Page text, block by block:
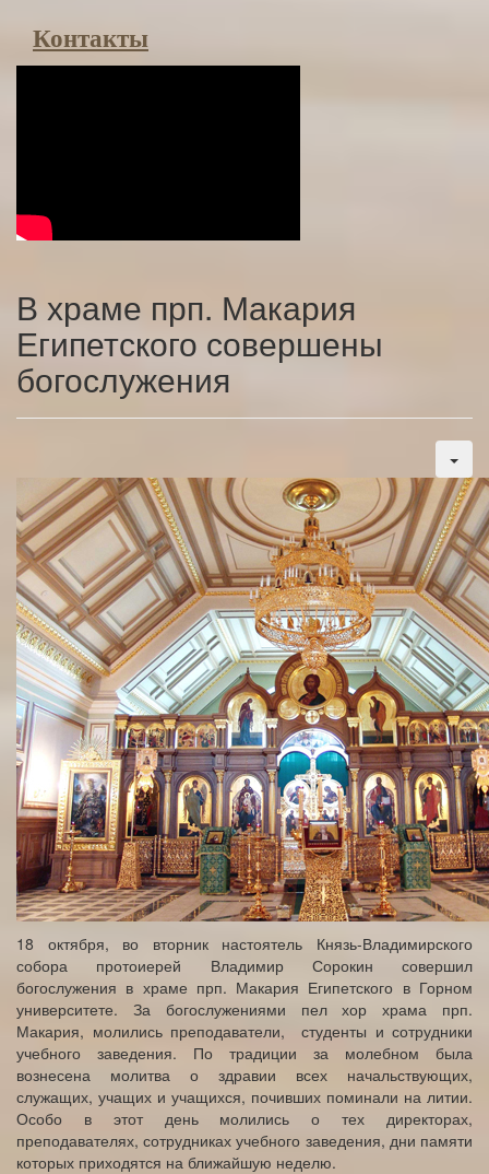
Контакты
В храме прп. Макария
Египетского совершены
богослужения
18 октября, во вторник настоятель Князь-Владимирского
собора протоиерей Владимир Сорокин совершил
богослужения в храме прп. Макария Египетского в Горном
университете. За богослужениями пел хор храма прп.
Макария, молились преподаватели, студенты и сотрудники
учебного заведения. По традиции за молебном была
вознесена молитва о здравии всех начальствующих,
служащих, учащих и учащихся, почивших поминали на литии.
Особо в этот день молились о тех директорах,
преподавателях, сотрудниках учебного заведения, дни памяти
которых приходятся на ближайшую неделю.